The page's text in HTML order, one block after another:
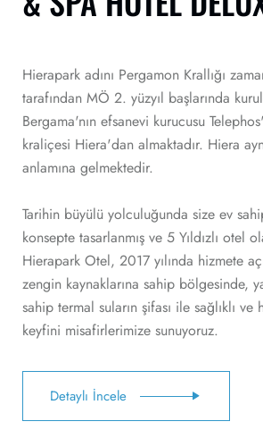
Hierapark adını Pergamon Krallığı
tarafından MÖ 2. yüzyıl başlarında
Bergama'nın efsanevi kurucusu
kraliçesi Hiera'dan almaktadır. Hiera
anlamına gelmektedir.
Tarihin büyülü yolculuğunda size ev
konsepte tasarlanmış ve 5 Yıldızlı otel
Hierapark Otel, 2017 yılında hizmete
zengin kaynaklarına sahip bölgesinde,
sahip termal suların şifası ile sağlıklı
keyfini misafirlerimize sunuyoruz.
Detaylı İncele